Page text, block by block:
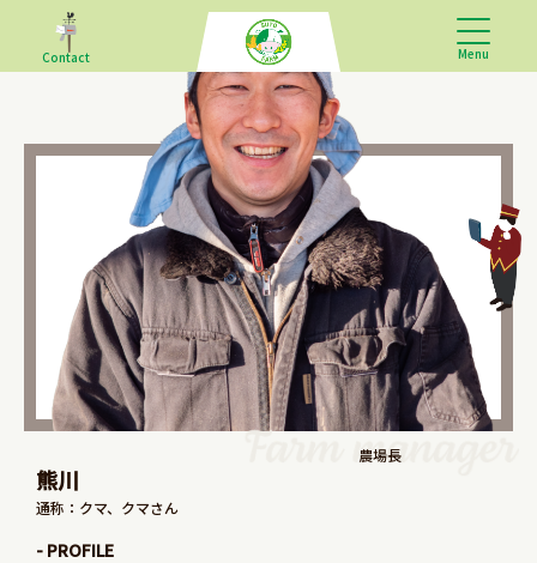
農場長
熊川
通称：クマ、クマさん
- PROFILE
Menu
Contact